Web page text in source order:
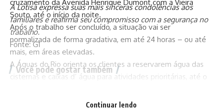
A Lotisa expressa suas mais sinceras condolências aos
familiares e reafirma seu compromisso com a segurança no
trabalho.
Fonte: G1
Você pode gostar também
barulho em Santa Catarina
cruzamento da Avenida Henrique Dumont com a Vieira
Souto, até o início da noite.
Após o trabalho ser concluído, a situação vai ser
normalizada de forma gradativa, em até 24 horas – ou até
mais, em áreas elevadas.
A Águas do Rio orienta os clientes a reservarem água das
cisternas e caixas d’ água para atividades prioritárias, até o
Continuar lendo